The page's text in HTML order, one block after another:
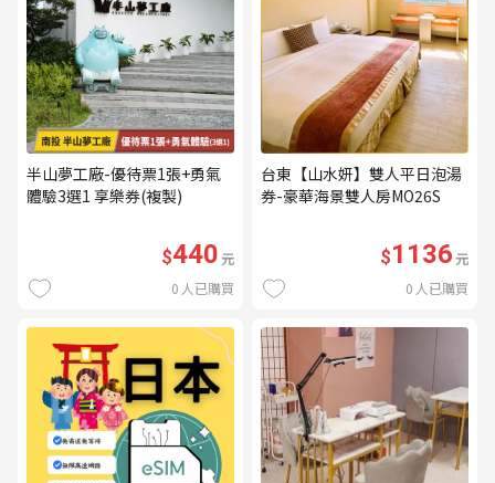
半山夢工廠-優待票1張+勇氣
體驗3選1 享樂券(複製)
$440元
0 人已購買
台東【山水妍】雙人平日泡湯
券-豪華海景雙人房MO26S
$1136元
0 人已購買